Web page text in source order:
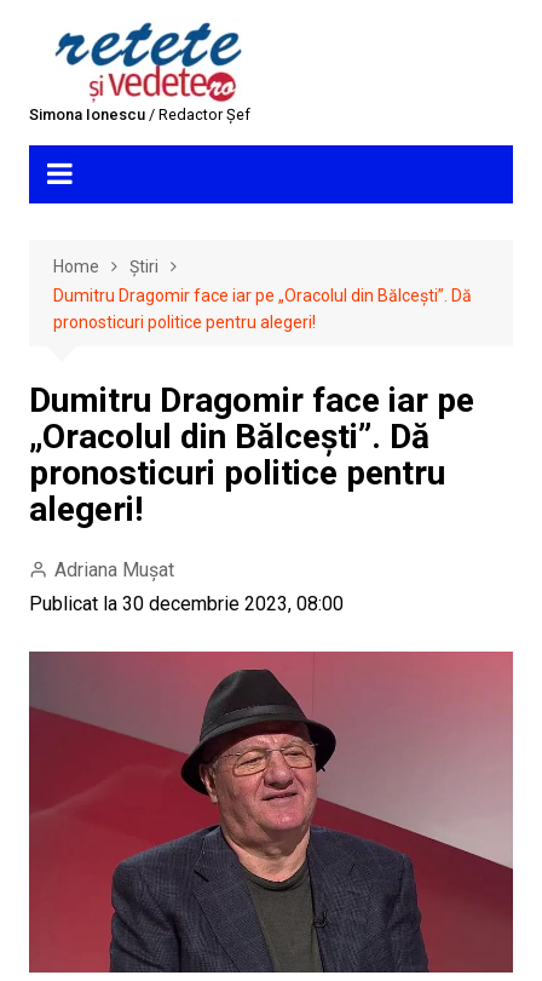
Simona Ionescu/ Redactor Șef
Home
Știri
Dumitru Dragomir face iar pe „Oracolul din Bălcești”. Dă
pronosticuri politice pentru alegeri!
Dumitru Dragomir face iar pe
„Oracolul din Bălcești”. Dă
pronosticuri politice pentru
alegeri!
Adriana Mușat
Publicat la 30 decembrie 2023, 08:00